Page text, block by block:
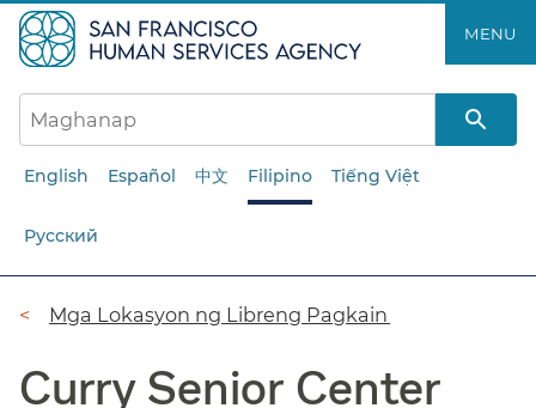
ang
pangunahing
nilalaman​​
MENU​​
English Español 中文 Filipino Tiếng Việt
Русский
Breadcrumb​​
Mga Lokasyon ng Libreng Pagkain​​
Curry Senior Center